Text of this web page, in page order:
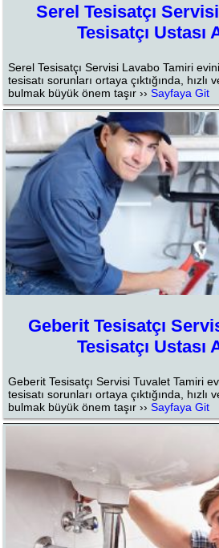
Serel Tesisatçı
Tesisatçı Ustası
Serel Tesisatçı Servisi Lavabo Tamiri
tesisatı sorunları ortaya çıktığında,
bulmak büyük önem taşır ››Sayfaya Git
Geberit Tesisatçı
Tesisatçı Ustası
Geberit Tesisatçı Servisi Tuvalet Tamiri
tesisatı sorunları ortaya çıktığında,
bulmak büyük önem taşır ››Sayfaya Git